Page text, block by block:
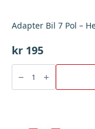
Adapter Bil 7 Pol –
kr 195
Adapter
Pol